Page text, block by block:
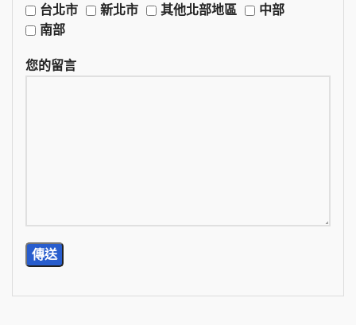
台北市
新北市 其他北部地區
中部
南部
您的留言